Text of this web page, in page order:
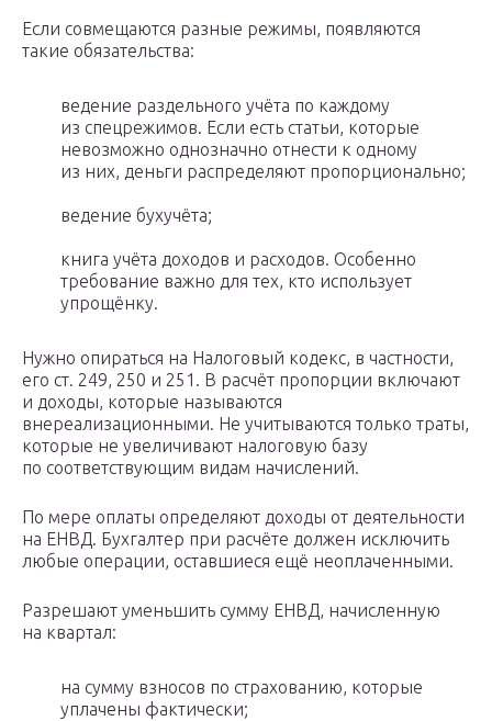
Если совмещаются разные режимы, появляются
такие обязательства:
ведение раздельного учёта по каждому
из спецрежимов. Если есть статьи, которые
невозможно однозначно отнести к одному
из них, деньги распределяют пропорционально;
ведение бухучёта;
книга учёта доходов и расходов. Особенно
требование важно для тех, кто использует
упрощёнку.
Нужно опираться на Налоговый кодекс, в частности,
его ст. 249, 250 и 251. В расчёт пропорции включают
и доходы, которые называются
внереализационными. Не учитываются только траты,
которые не увеличивают налоговую базу
по соответствующим видам начислений.
По мере оплаты определяют доходы от деятельности
на ЕНВД. Бухгалтер при расчёте должен исключить
любые операции, оставшиеся ещё неоплаченными.
Разрешают уменьшить сумму ЕНВД, начисленную
на квартал:
на сумму взносов по страхованию, которые
уплачены фактически;